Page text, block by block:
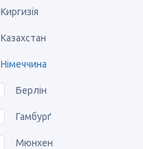
Киргизія
Казахстан
Німеччина
Берлін
Гамбурґ
Мюнхен